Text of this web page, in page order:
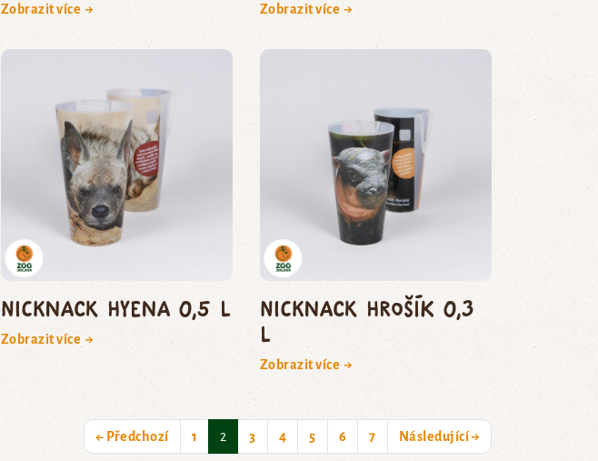
Zobrazit více → Zobrazit více →
NickNack hyena 0,5 l
Zobrazit více →
NickNack Hrošík 0,3
l
Zobrazit více →
← Předchozí 1 2 (current)
3 4 5 6 7 Následující →